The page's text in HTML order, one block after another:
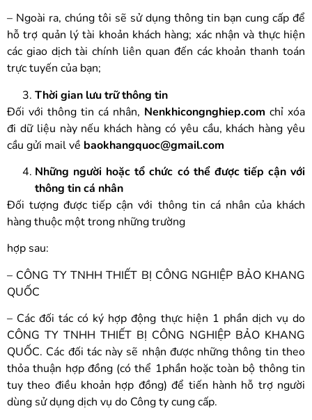
– Ngoài ra, chúng tôi sẽ sử dụng thông tin bạn cung cấp để
hỗ trợ quản lý tài khoản khách hàng; xác nhận và thực hiện
các giao dịch tài chính liên quan đến các khoản thanh toán
trực tuyến của bạn;
Thời gian lưu trữ thông tin
Đối với thông tin cá nhân, Nenkhicongnghiep.com chỉ xóa
đi dữ liệu này nếu khách hàng có yêu cầu, khách hàng yêu
cầu gửi mail về baokhangquoc@gmail.com
Những người hoặc tổ chức có thể được tiếp cận với
thông tin cá nhân
Đối tượng được tiếp cận với thông tin cá nhân của khách
hàng thuộc một trong những trường
hợp sau:
– CÔNG TY TNHH THIẾT BỊ CÔNG NGHIỆP BẢO KHANG
QUỐC
– Các đối tác có ký hợp động thực hiện 1 phần dịch vụ do
CÔNG TY TNHH THIẾT BỊ CÔNG NGHIỆP BẢO KHANG
QUỐC. Các đối tác này sẽ nhận được những thông tin theo
thỏa thuận hợp đồng (có thể 1phần hoặc toàn bộ thông tin
tuy theo điều khoản hợp đồng) để tiến hành hỗ trợ người
dùng sử dụng dịch vụ do Công ty cung cấp.